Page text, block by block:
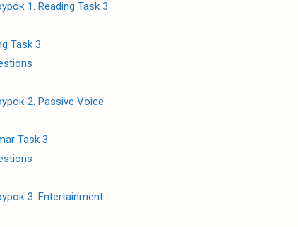
1. Reading Task 3
Task 3
2. Passive Voice
Task 3
3: Entertainment